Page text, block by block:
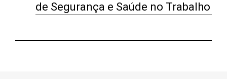
de Segurança e Saúde no Trabalho